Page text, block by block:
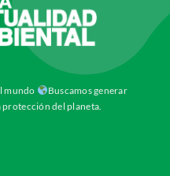
mundo
Buscamos generar
protección del planeta.